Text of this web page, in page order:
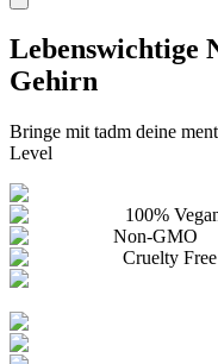
Lebenswichtige
Gehirn
Bringe mit tadm deine
Level
100%
Non-GMO
Cruelty Free